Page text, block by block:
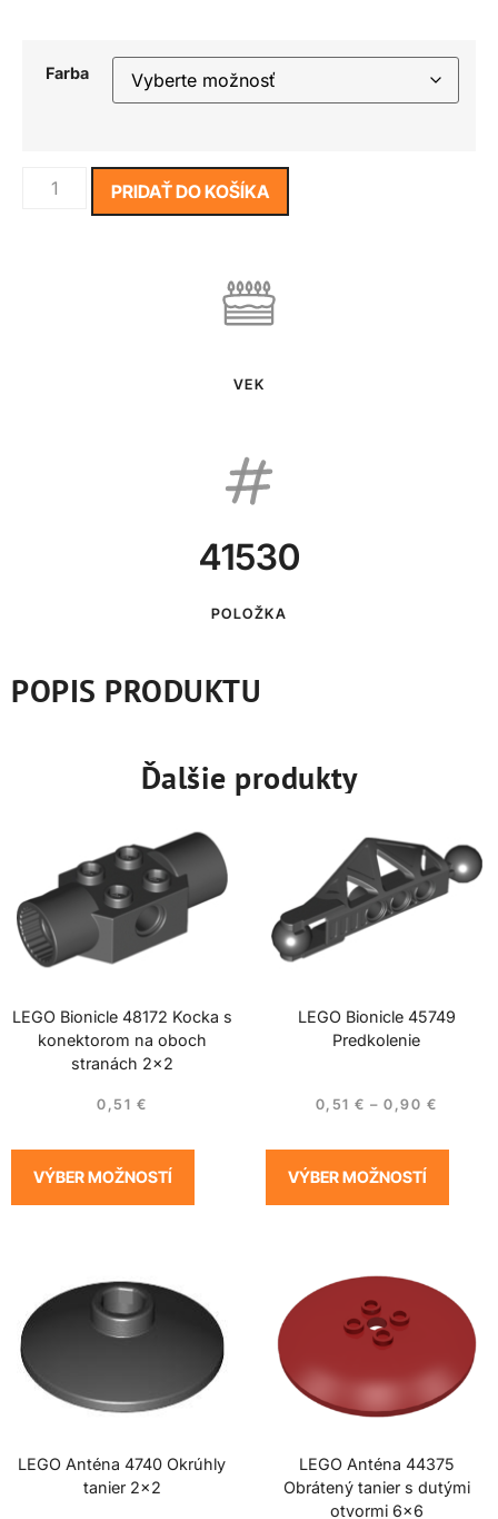
Farba
PRIDAŤ DO KOŠÍKA
VEK
41530
POLOŽKA
POPIS PRODUKTU
Ďalšie produkty
LEGO Bionicle 48172 Kocka s
konektorom na oboch
stranách 2×2
0,51 €
VÝBER MOŽNOSTÍ
LEGO Bionicle 45749
Predkolenie
0,51€ – 0,90 €
VÝBER MOŽNOSTÍ
LEGO Anténa 4740 Okrúhly
tanier 2×2
LEGO Anténa 44375
Obrátený tanier s dutými
otvormi 6×6